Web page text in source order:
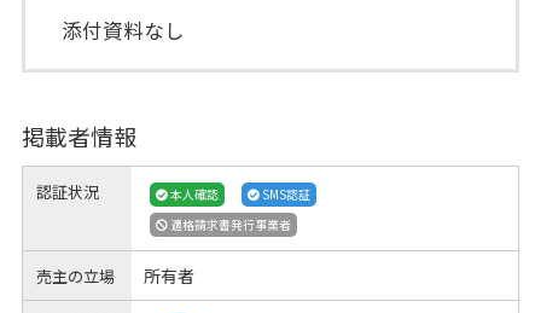
添付資料なし
掲載者情報
認証状況 本人確認
SMS認証
適格請求書発行事業者
売主の立場 所有者